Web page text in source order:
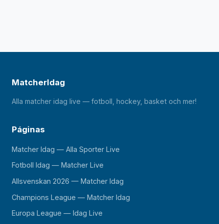
MatcherIdag
Alla matcher idag live — fotboll, hockey, basket och mer!
Páginas
Matcher Idag — Alla Sporter Live
Fotboll Idag — Matcher Live
Allsvenskan 2026 — Matcher Idag
Champions League — Matcher Idag
Europa League — Idag Live